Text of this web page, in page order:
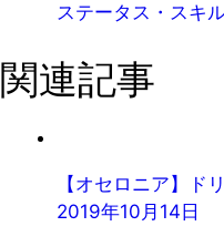
ステータス・スキ
関連記事
【オセロニア】ド
2019年10月14日